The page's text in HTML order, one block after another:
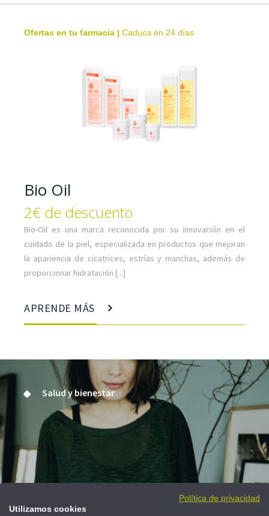
Ofertas en tu farmacia | Caduca en 24 días
Bio Oil
2€ de descuento
Bio-Oil es una marca reconocida por su innovación en el
cuidado de la piel, especializada en productos que mejoran
la apariencia de cicatrices, estrías y manchas, además de
proporcionar hidratación [...]
APRENDE MÁS
Salud y bienestar
En tu piel
Política de privacidad
Utilizamos cookies